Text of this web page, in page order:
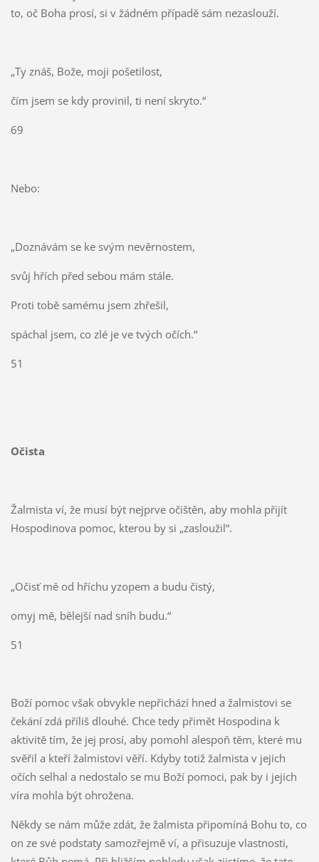
to, oč Boha prosí, si v žádném případě sám nezaslouží.
„Ty znáš, Bože, moji pošetilost,
čím jsem se kdy provinil, ti není skryto.“
69
Nebo:
„Doznávám se ke svým nevěrnostem,
svůj hřích před sebou mám stále.
Proti tobě samému jsem zhřešil,
spáchal jsem, co zlé je ve tvých očích.“
51
Očista
Žalmista ví, že musí být nejprve očištěn, aby mohla přijít
Hospodinova pomoc, kterou by si „zasloužil“.
„Očisť mě od hříchu yzopem a budu čistý,
omyj mě, bělejší nad sníh budu.“
51
Boží pomoc však obvykle nepřichází hned a žalmistovi se
čekání zdá příliš dlouhé. Chce tedy přimět Hospodina k
aktivitě tím, že jej prosí, aby pomohl alespoň těm, které mu
svěřil a kteří žalmistovi věří. Kdyby totiž žalmista v jejich
očích selhal a nedostalo se mu Boží pomoci, pak by i jejich
víra mohla být ohrožena.
Někdy se nám může zdát, že žalmista připomíná Bohu to, co
on ze své podstaty samozřejmě ví, a přisuzuje vlastnosti,